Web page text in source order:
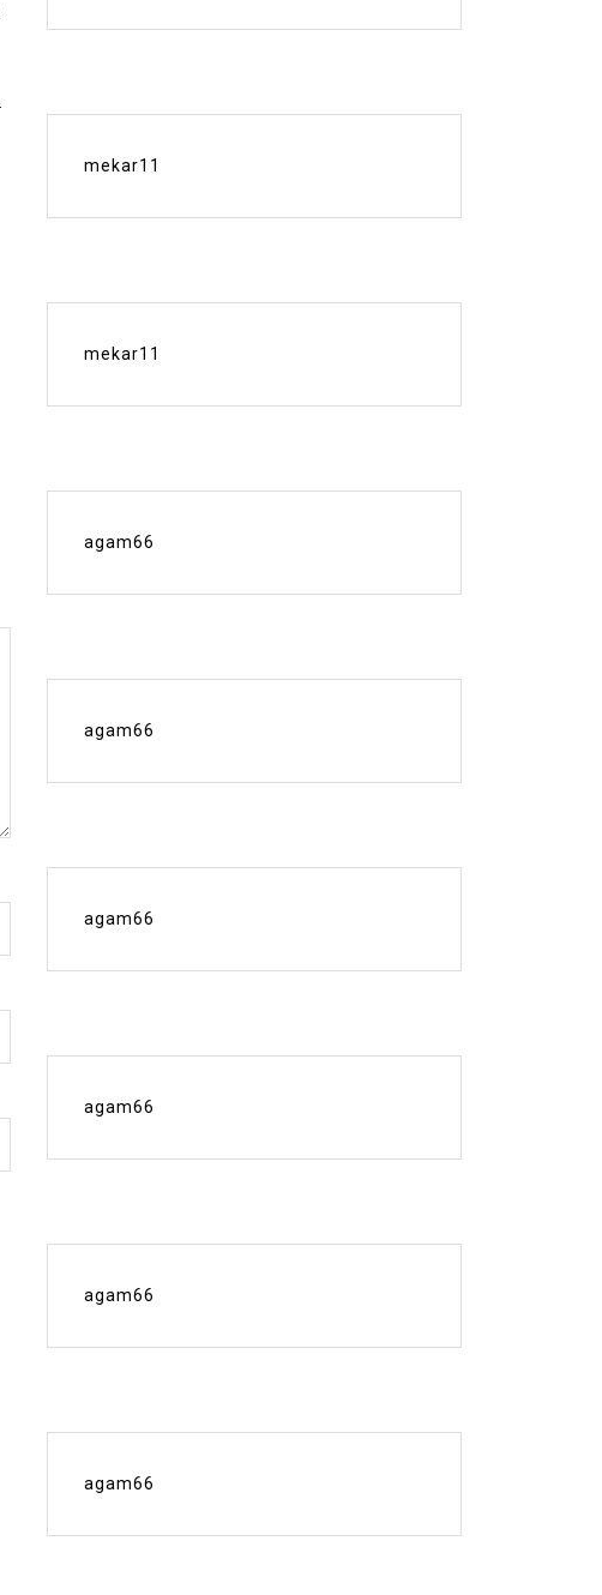
mekar11
mekar11
agam66
agam66
agam66
agam66
agam66
agam66